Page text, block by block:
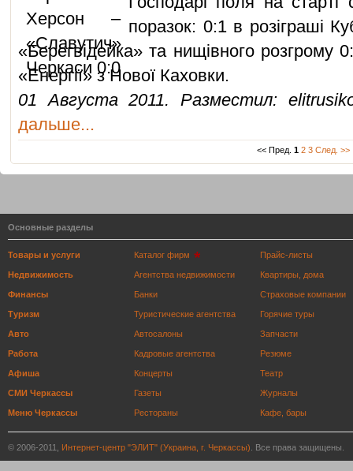
поразок: 0:1 в розіграші
«Берегвідейка» та нищівного
«Енергії» з Нової Каховки.
01 Августа 2011. Разместил:
дальше...
<< Пред.1 2 3 След. >>
Основные разделы
Товары и услуги
Недвижимость
Финансы
Туризм
Авто
Работа
Афиша
СМИ Черкассы
Меню Черкассы
Каталог фирм
Агентства недвижимости
Банки
Туристические агентства
Автосалоны
Кадровые агентства
Концерты
Газеты
Рестораны
Прайс-листы
Квартиры, дома
Страховые компании
Горячие туры
Запчасти
Резюме
Театр
Журналы
Кафе, бары
© 2006-2011, Интернет-центр "ЭЛИТ" (Украина, г. Черкассы) . Все права защищены.